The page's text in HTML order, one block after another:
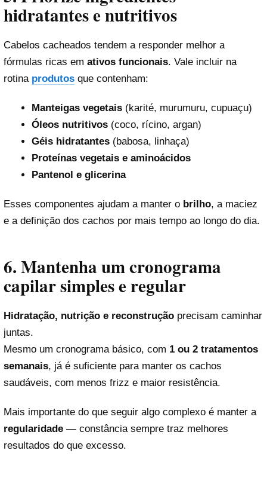
hidratantes e nutritivos
Cabelos cacheados tendem a responder melhor a
fórmulas ricas em ativos funcionais. Vale incluir na
rotina produtos que contenham:
Manteigas vegetais(karité, murumuru, cupuaçu)
Óleos nutritivos(coco, rícino, argan)
Géis hidratantes(babosa, linhaça)
Proteínas vegetais e aminoácidos
Pantenol e glicerina
Esses componentes ajudam a manter o brilho, a maciez
e a definição dos cachos por mais tempo ao longo do dia.
6. Mantenha um cronograma
capilar simples e regular
Hidratação, nutrição e reconstrução precisam caminhar
juntas.
Mesmo um cronograma básico, com 1 ou 2 tratamentos
semanais, já é suficiente para manter os cachos
saudáveis, com menos frizz e maior resistência.
Mais importante do que seguir algo complexo é manter a
regularidade — constância sempre traz melhores
resultados do que excesso.